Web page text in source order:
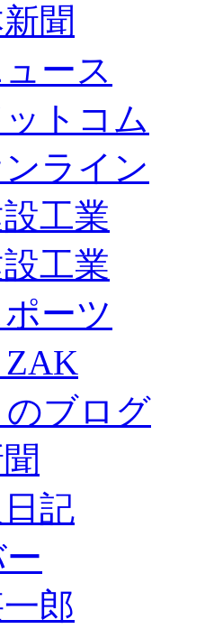
聞
ース
トコム
ライン
工業
工業
ーツ
のブログ
記
郎